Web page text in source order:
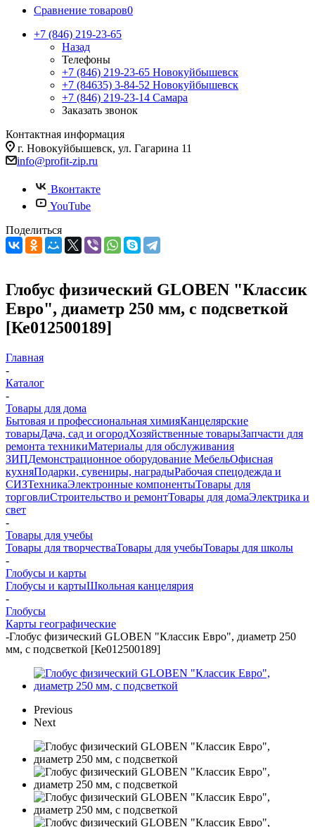
Сравнение товаров0
+7 (846) 219-23-65
Назад
Телефоны
+7 (846) 219-23-65 Новокуйбышевск
+7 (84635) 3-84-52 Новокуйбышевск
+7 (846) 219-23-14 Самара
Заказать звонок
Контактная информация
г. Новокуйбышевск, ул. Гагарина 11
info@profit-zip.ru
Вконтакте
YouTube
Поделиться
Глобус физический GLOBEN "Классик
Евро", диаметр 250 мм, с подсветкой
[Ке012500189]
Главная
-
Каталог
-
Товары для дома
Бытовая и профессиональная химияКанцелярские
товарыДача, сад и огородХозяйственные товарыЗапчасти для
ремонта техникиМатериалы для обслуживания
ЗИПДемонстрационное оборудование МебельОфисная
кухняПодарки, сувениры, наградыРабочая спецодежда и
СИЗТехникаЭлектронные компонентыТовары для
торговлиСтроительство и ремонтТовары для домаЭлектрика и
свет
-
Товары для учебы
Товары для творчестваТовары для учебыТовары для школы
-
Глобусы и карты
Глобусы и картыШкольная канцелярия
-
Глобусы
Карты географические
-Глобус физический GLOBEN "Классик Евро", диаметр 250
мм, с подсветкой [Ке012500189]
Previous
Next